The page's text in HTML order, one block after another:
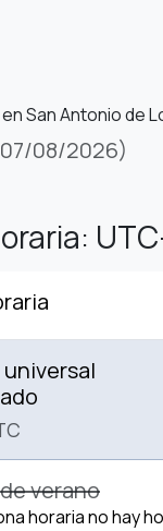
San Antonio de
08/2026)
verano
horaria no hay